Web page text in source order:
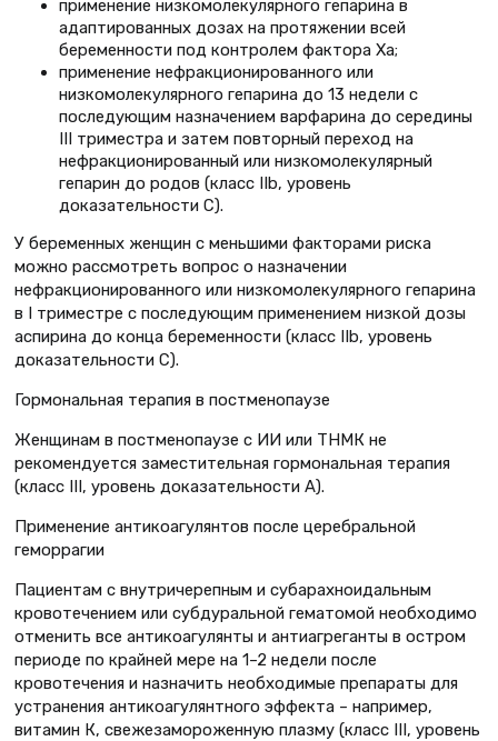
применение низкомолекулярного гепарина в
адаптированных дозах на протяжении всей
беременности под контролем фактора Xa;
применение нефракционированного или
низкомолекулярного гепарина до 13 недели с
последующим назначением варфарина до середины
III триместра и затем повторный переход на
нефракционированный или низкомолекулярный
гепарин до родов (класс IIb, уровень
доказательности C).
У беременных женщин с меньшими факторами риска
можно рассмотреть вопрос о назначении
нефракционированного или низкомолекулярного гепарина
в I триместре с последующим применением низкой дозы
аспирина до конца беременности (класс IIb, уровень
доказательности C).
Гормональная терапия в постменопаузе
Женщинам в постменопаузе с ИИ или ТНМК не
рекомендуется заместительная гормональная терапия
(класс III, уровень доказательности А).
Применение антикоагулянтов после церебральной
геморрагии
Пациентам с внутричерепным и субарахноидальным
кровотечением или субдуральной гематомой необходимо
отменить все антикоагулянты и антиагреганты в остром
периоде по крайней мере на 1–2 недели после
кровотечения и назначить необходимые препараты для
устранения антикоагулянтного эффекта – например,
витамин К, свежезамороженную плазму (класс III, уровень